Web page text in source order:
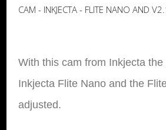
CAM - INKJECTA - FLITE NANO AND
With this cam from Inkjecta
Inkjecta Flite Nano and the
adjusted.